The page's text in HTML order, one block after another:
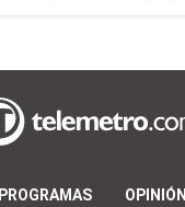
PROGRAMAS OPINIÓN